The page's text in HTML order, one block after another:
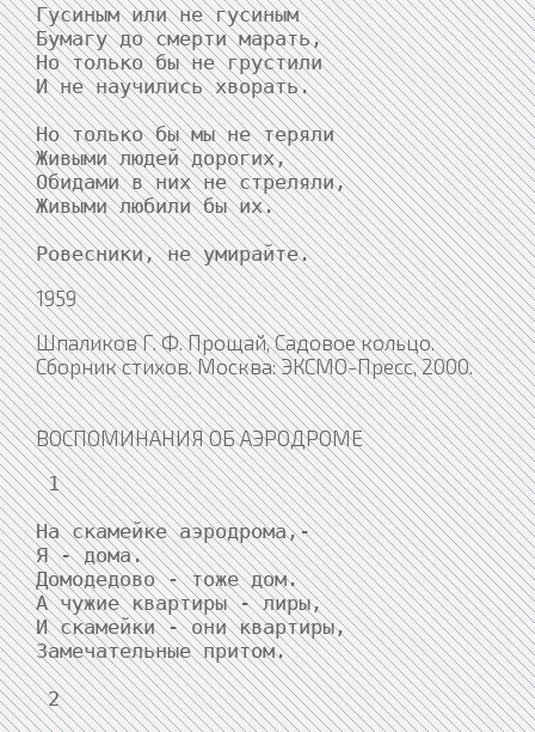
Гусиным или не гусиным
Бумагу до смерти марать,
Но только бы не грустили
И не научились хворать.
Но только бы мы не теряли
Живыми людей дорогих,
Обидами в них не стреляли,
Живыми любили бы их.
1959
Шпаликов Г. Ф. Прощай, Садовое кольцо.
Сборник стихов. Москва: ЭКСМО-Пресс, 2000.
ВОСПОМИНАНИЯ ОБ АЭРОДРОМЕ
1
На скамейке аэродрома,-
Я - дома.
Домодедово - тоже дом.
А чужие квартиры - лиры,
И скамейки - они квартиры,
Замечательные притом.
2